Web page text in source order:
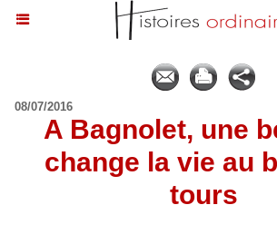
08/07/2016
A Bagnolet, une
change la vie au
tours